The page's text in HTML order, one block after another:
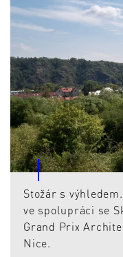
Stožár s
ve spolupráci se
Grand Prix
Nice.